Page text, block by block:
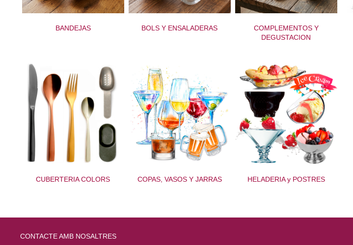
BANDEJAS BOLS Y ENSALADERAS
COMPLEMENTOS Y
DEGUSTACION
CUBERTERIA COLORS COPAS, VASOS Y JARRAS HELADERIA y POSTRES
CONTACTE AMB NOSALTRES